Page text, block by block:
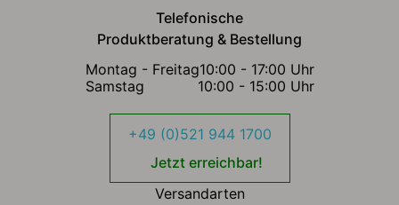
Telefonische
Produktberatung & Bestellung
Montag - Freitag10:00 - 17:00 Uhr
Samstag
10:00 - 15:00 Uhr
+49 (0)521 944 1700
Jetzt erreichbar!
Versandarten